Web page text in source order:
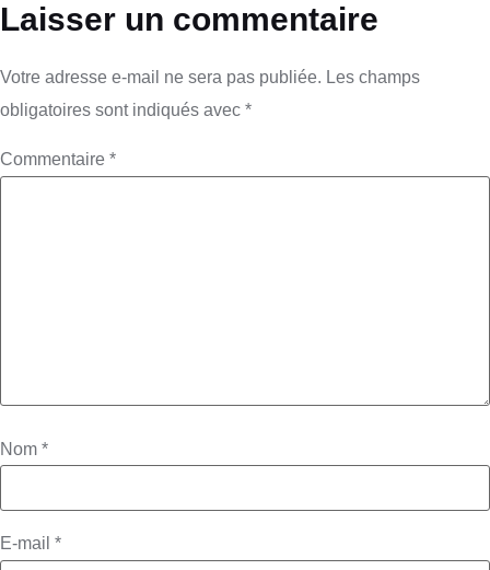
Laisser un commentaire
Votre adresse e-mail ne sera pas publiée. Les champs
obligatoires sont indiqués avec *
Commentaire *
Nom *
E-mail *